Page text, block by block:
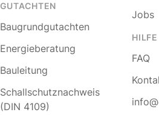
GUTACHTEN
Baugrundgutachten
Energieberatung
Bauleitung
Schallschutznachweis
(DIN 4109)
Jobs
HILFE
FAQ